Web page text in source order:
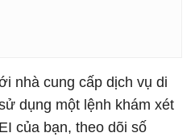
nhà cung cấp dịch vụ di
dụng một lệnh khám xét
của bạn, theo dõi số